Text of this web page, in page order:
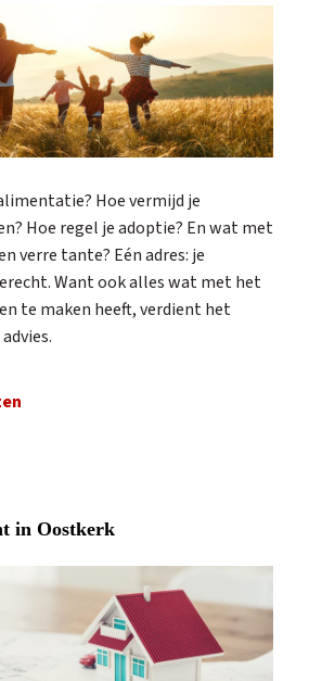
Hoe vermijd je
Hoe regel je adoptie? En wat met
verre tante? Eén adres: je
Want ook alles wat met het
te maken heeft, verdient het
in Oostkerk